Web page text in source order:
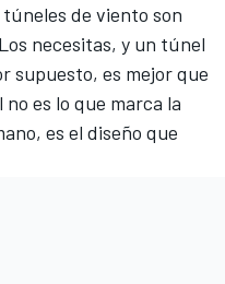
de viento son
necesitas, y un túnel
supuesto, es mejor que
es lo que marca la
es el diseño que